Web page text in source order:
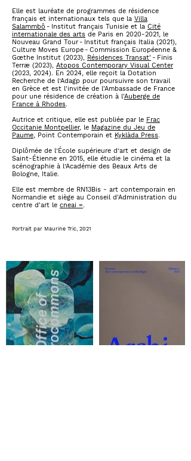
Elle est lauréate de programmes de résidence
français et internationaux tels que la Villa
Salammbô - Institut français Tunisie et la Cité
internationale des arts de Paris en 2020-2021, le
Nouveau Grand Tour - Institut français Italia (2021),
Culture Moves Europe - Commission Européenne &
Gœthe Institut (2023), Résidences Transat' - Finis
Terræ (2023), Atopos Contemporary Visual Center
(2023, 2024). En 2024, elle reçoit la Dotation
Recherche de l’Adagp pour poursuivre son travail
en Grèce et est l'invitée de l'Ambassade de France
pour une résidence de création à l'Auberge de
France à Rhodes.
Autrice et critique, elle est publiée par le Frac
Occitanie Montpellier, le Magazine du Jeu de
Paume, Point Contemporain et Kyklàda Press.
Diplômée de l’École supérieure d’art et design de
Saint-Étienne en 2015, elle étudie le cinéma et la
scénographie à l’Académie des Beaux Arts de
Bologne, Italie.
Elle est membre de RN13Bis - art contemporain en
Normandie et siège au Conseil d'Administration du
centre d'art le cneai =.
Portrait par Maurine Tric, 2021